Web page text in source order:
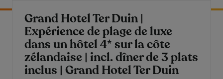
Grand Hotel Ter Duin |
Expérience de plage de luxe
dans un hôtel 4* sur la côte
zélandaise | incl. dîner de 3 plats
inclus | Grand Hotel Ter Duin